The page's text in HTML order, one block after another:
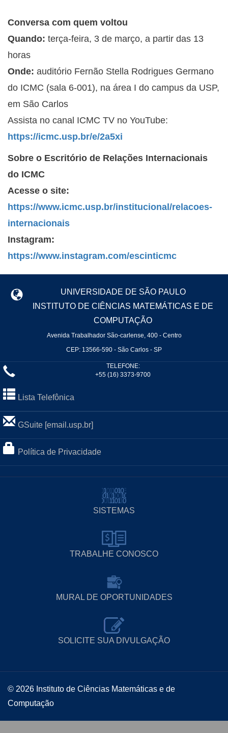
Conversa com quem voltou
Quando: terça-feira, 3 de março, a partir das 13
horas
Onde: auditório Fernão Stella Rodrigues Germano
do ICMC (sala 6-001), na área I do campus da USP,
em São Carlos
Assista no canal ICMC TV no YouTube:
https://icmc.usp.br/e/2a5xi
Sobre o Escritório de Relações Internacionais
do ICMC
Acesse o site:
https://www.icmc.usp.br/institucional/relacoes-
internacionais
Instagram:
https://www.instagram.com/escinticmc
UNIVERSIDADE DE SÃO PAULO
INSTITUTO DE CIÊNCIAS MATEMÁTICAS E DE
COMPUTAÇÃO
Avenida Trabalhador São-carlense, 400 - Centro
CEP: 13566-590 - São Carlos - SP
TELEFONE:
+55 (16) 3373-9700
Lista Telefônica
GSuite [email.usp.br]
Política de Privacidade
SISTEMAS
TRABALHE CONOSCO
MURAL DE OPORTUNIDADES
SOLICITE SUA DIVULGAÇÃO
© 2026 Instituto de Ciências Matemáticas e de
Computação